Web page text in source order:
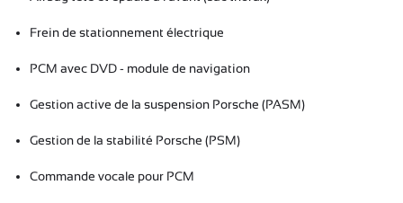
Frein de stationnement électrique
PCM avec DVD - module de navigation
Gestion active de la suspension Porsche (PASM)
Gestion de la stabilité Porsche (PSM)
Commande vocale pour PCM